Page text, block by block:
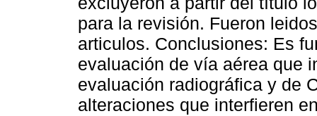
para la revisión. Fueron
articulos. Conclusiones: Es
evaluación de vía aérea que
evaluación radiográfica y de
alteraciones que interfieren